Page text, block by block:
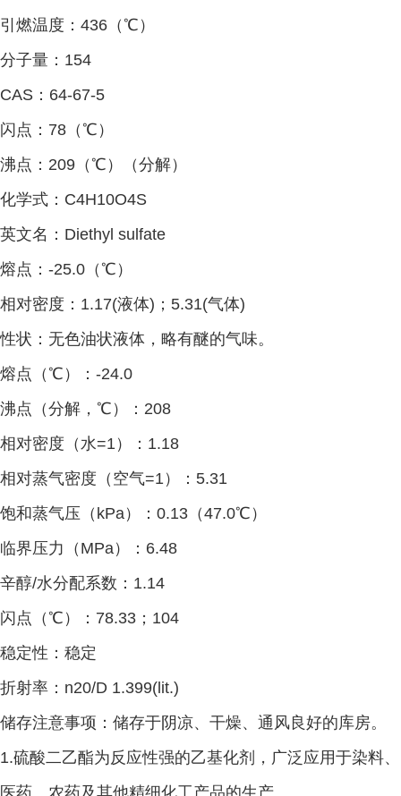
引燃温度： 436 （℃）
分子量： 154
CAS ： 64-67-5
闪点： 78 （℃）
沸点： 209 （℃）（分解）
化学式： C4H10O4S
英文名： Diethyl sulfate
熔点： -25.0 （℃）
相对密度： 1.17(液体) ； 5.31(气体)
性状：无色油状液体，略有醚的气味。
熔点（ ℃）： -24.0
沸点（分解， ℃）： 208
相对密度（水=1）： 1.18
相对蒸气密度（空气=1）： 5.31
饱和蒸气压（ kPa）： 0.13 （47.0℃）
临界压力（ MPa）： 6.48
辛醇/水分配系数： 1.14
闪点（ ℃）： 78.33 ； 104
稳定性：稳定
折射率： n20/D 1.399(lit.)
储存注意事项：储存于阴凉、干燥、通风良好的库房。
1.硫酸二乙酯为反应性强的乙基化剂，广泛应用于染料、
医药、农药及其他精细化工产品的生产。